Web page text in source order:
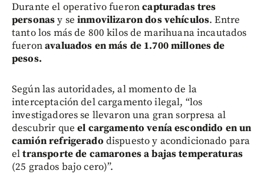
Durante el operativo fueroncapturadas tres
personasy seinmovilizaron dos vehículos. Entre
tanto los más de 800 kilos de marihuana incautados
fueronavaluados en más de 1.700 millones de
pesos.
Según las autoridades, al momento de la
interceptación del cargamento ilegal, “los
investigadores se llevaron una gran sorpresa al
descubrir queel cargamento venía escondido en un
camión refrigerado dispuesto y acondicionado para
eltransporte de camarones a bajas temperaturas
(25 grados bajo cero)”.